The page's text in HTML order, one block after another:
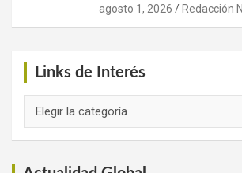
agosto 1, 2026 Redacción
Links de Interés